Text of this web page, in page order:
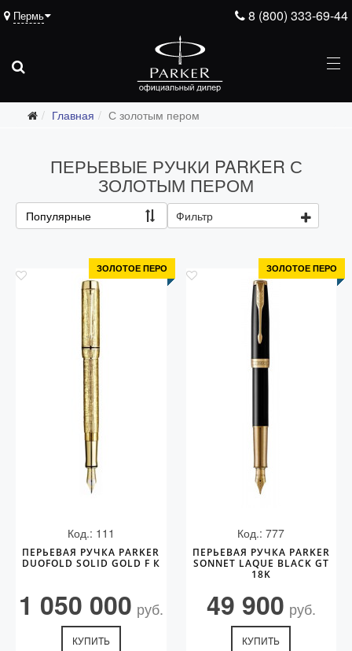
8 (800) 333-69-44
Пермь
Главная С золотым пером
ПЕРЬЕВЫЕ РУЧКИ PARKER С
ЗОЛОТЫМ ПЕРОМ
Популярные Фильтр
ЗОЛОТОЕ ПЕРО
Код.: 111
ПЕРЬЕВАЯ РУЧКА PARKER
DUOFOLD SOLID GOLD F К
1 050 000 руб.
КУПИТЬ
ЗОЛОТОЕ ПЕРО
Код.: 777
ПЕРЬЕВАЯ РУЧКА PARKER
SONNET LAQUE BLACK GT
18K
49 900 руб.
КУПИТЬ